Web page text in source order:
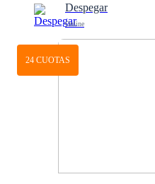
Despegar
Online
24 CUOTAS